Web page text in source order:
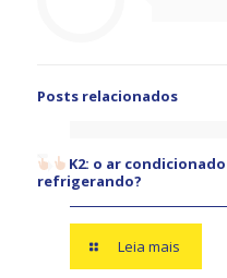
Posts relacionados
K2: o ar
refrigerando?
Leia mais